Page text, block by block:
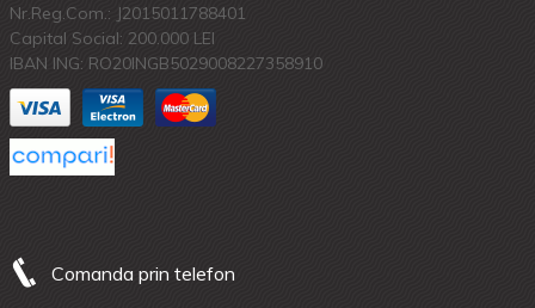
Nr.Reg.Com.: J2015011788401
Capital Social: 200.000 LEI
IBAN ING: RO20INGB5029008227358910
Comanda prin telefon